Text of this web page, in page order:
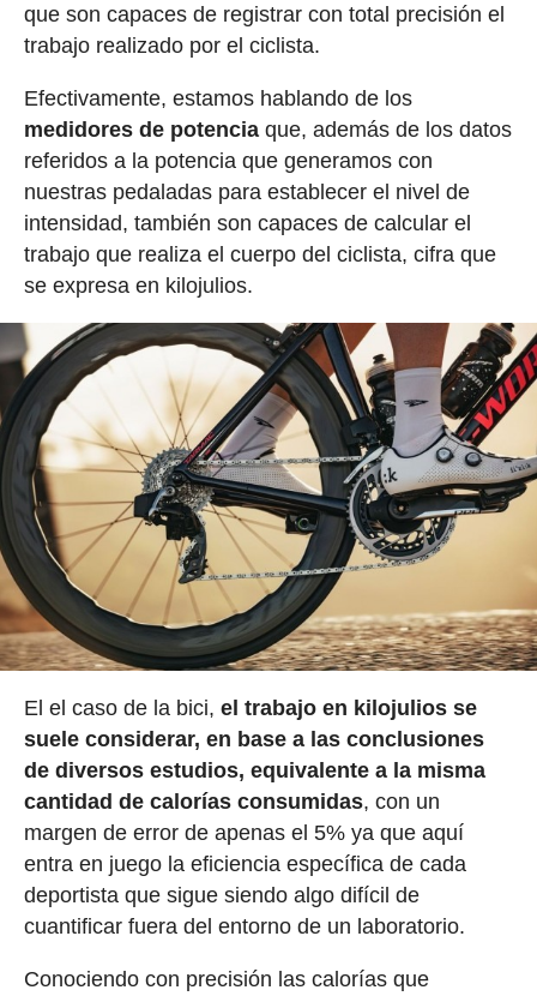
que son capaces de registrar con total precisión el
trabajo realizado por el ciclista.
Efectivamente, estamos hablando de los
medidores de potenciaque, además de los datos
referidos a la potencia que generamos con
nuestras pedaladas para establecer el nivel de
intensidad, también son capaces de calcular el
trabajo que realiza el cuerpo del ciclista, cifra que
se expresa en kilojulios.
El el caso de la bici, el trabajo en kilojulios se
suele considerar, en base a las conclusiones
de diversos estudios, equivalente a la misma
cantidad de calorías consumidas, con un
margen de error de apenas el 5% ya que aquí
entra en juego la eficiencia específica de cada
deportista que sigue siendo algo difícil de
cuantificar fuera del entorno de un laboratorio.
Conociendo con precisión las calorías que